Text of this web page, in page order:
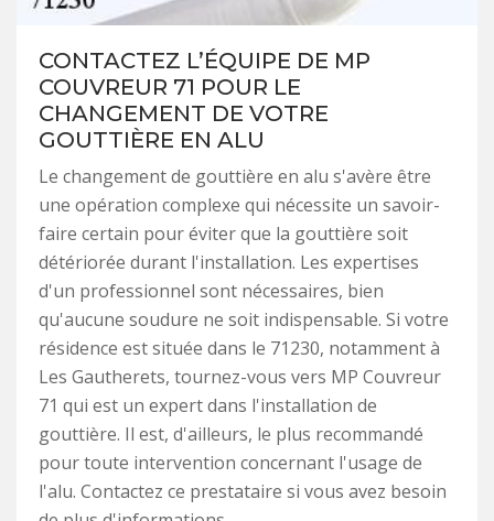
CONTACTEZ L’ÉQUIPE DE MP
COUVREUR 71 POUR LE
CHANGEMENT DE VOTRE
GOUTTIÈRE EN ALU
Le changement de gouttière en alu s'avère être
une opération complexe qui nécessite un savoir-
faire certain pour éviter que la gouttière soit
détériorée durant l'installation. Les expertises
d'un professionnel sont nécessaires, bien
qu'aucune soudure ne soit indispensable. Si votre
résidence est située dans le 71230, notamment à
Les Gautherets, tournez-vous vers MP Couvreur
71 qui est un expert dans l'installation de
gouttière. Il est, d'ailleurs, le plus recommandé
pour toute intervention concernant l'usage de
l'alu. Contactez ce prestataire si vous avez besoin